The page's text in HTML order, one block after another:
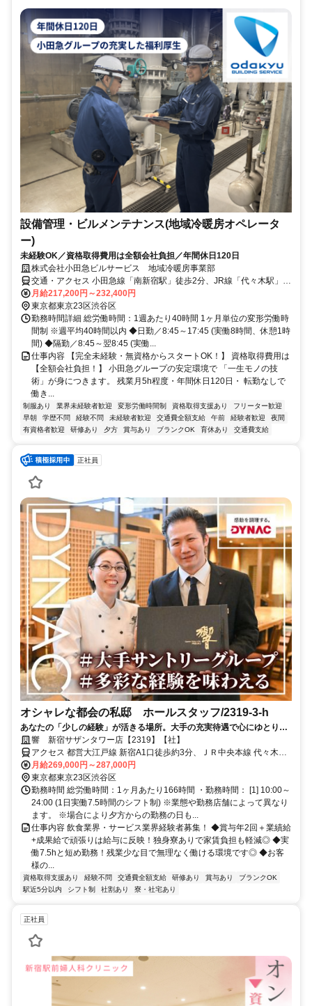
設備管理・ビルメンテナンス(地域冷暖房オペレータ
ー)
未経験OK／資格取得費用は全額会社負担／年間休日120日
株式会社小田急ビルサービス 地域冷暖房事業部
交通・アクセス 小田急線「南新宿駅」徒歩2分、JR線「代々木駅」徒
歩4分、各線「新宿駅」徒歩9分
月給217,200円～232,400円
東京都東京23区渋谷区
勤務時間詳細 総労働時間：1週あたり40時間 1ヶ月単位の変形労働時
間制 ※週平均40時間以内 ◆日勤／8:45～17:45 (実働8時間、休憩1時
間) ◆隔勤／8:45～翌8:45 (実働...
仕事内容 【完全未経験・無資格からスタートOK！】 資格取得費用は
【全額会社負担！】 小田急グループの安定環境で 「一生モノの技
術」が身につきます。 残業月5h程度・年間休日120日・ 転勤なしで
働き...
制服あり 業界未経験者歓迎 変形労働時間制 資格取得支援あり
フリーター歓迎
早朝
学歴不問 経験不問 未経験者歓迎 交通費全額支給 午前 経験者歓迎
夜間
有資格者歓迎
研修あり 夕方 賞与あり ブランクOK 育休あり 交通費支給
正社員
オシャレな都会の私邸 ホールスタッフ/2319-3-h
あなたの「少しの経験」が活きる場所。大手の充実待遇で心にゆとりも
◎ワンランク上の接客スキルを磨きませんか？
響 新宿サザンタワー店【2319】【社】
アクセス 都営大江戸線 新宿A1口徒歩約3分、ＪＲ中央本線 代々木北
口徒歩約4分、ＪＲ山手線 代々木北口徒歩約4分
月給269,000円～287,000円
東京都東京23区渋谷区
勤務時間 総労働時間：1ヶ月あたり166時間 ・勤務時間： [1] 10:00～
24:00 (1日実働7.5時間のシフト制) ※業態や勤務店舗によって異なり
ます。 ※場合により夕方からの勤務の日も...
仕事内容 飲食業界・サービス業界経験者募集！ ◆賞与年2回＋業績給
+成果給で頑張りは給与に反映！独身寮ありで家賃負担も軽減◎ ◆実
働7.5hと短め勤務！残業少な目で無理なく働ける環境です◎ ◆お客
様の...
資格取得支援あり 経験不問 交通費全額支給 研修あり 賞与あり
ブランクOK
駅近5分以内
シフト制 社割あり 寮・社宅あり
正社員